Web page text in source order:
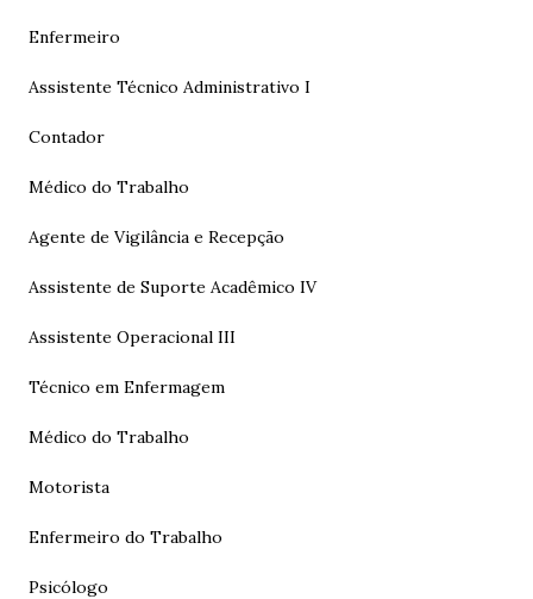
Enfermeiro
Assistente Técnico Administrativo I
Contador
Médico do Trabalho
Agente de Vigilância e Recepção
Assistente de Suporte Acadêmico IV
Assistente Operacional III
Técnico em Enfermagem
Médico do Trabalho
Motorista
Enfermeiro do Trabalho
Psicólogo